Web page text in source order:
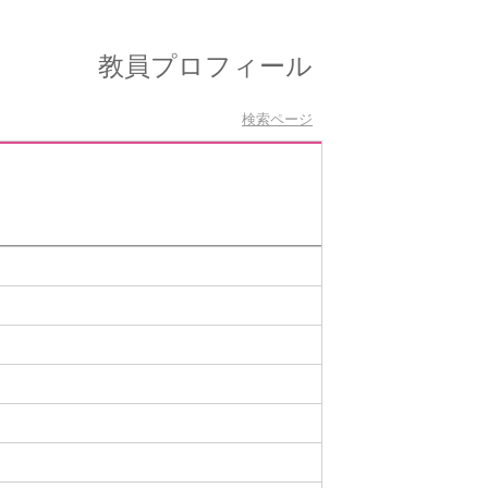
教員プロフィール
検索ページ